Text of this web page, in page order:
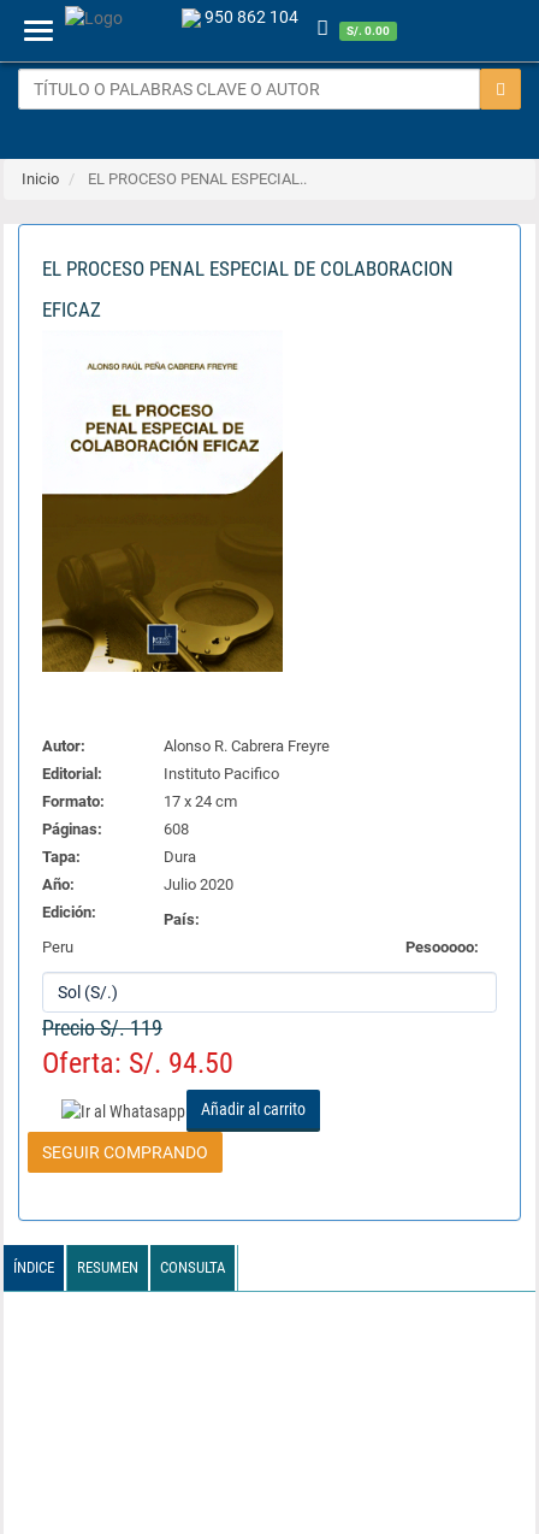
Menu
950 862 104
S/. 0.00
Inicio EL PROCESO PENAL ESPECIAL..
EL PROCESO PENAL ESPECIAL DE COLABORACION
EFICAZ
Autor:
Alonso R. Cabrera Freyre
Editorial:
Instituto Pacifico
Formato:
17 x 24 cm
Páginas:
608
Tapa:
Dura
Año:
Julio 2020
Edición:
País:
Peru
Pesooooo:
Precio S/. 119
Oferta: S/. 94.50
Añadir al carrito
SEGUIR COMPRANDO
ÍNDICE RESUMEN CONSULTA